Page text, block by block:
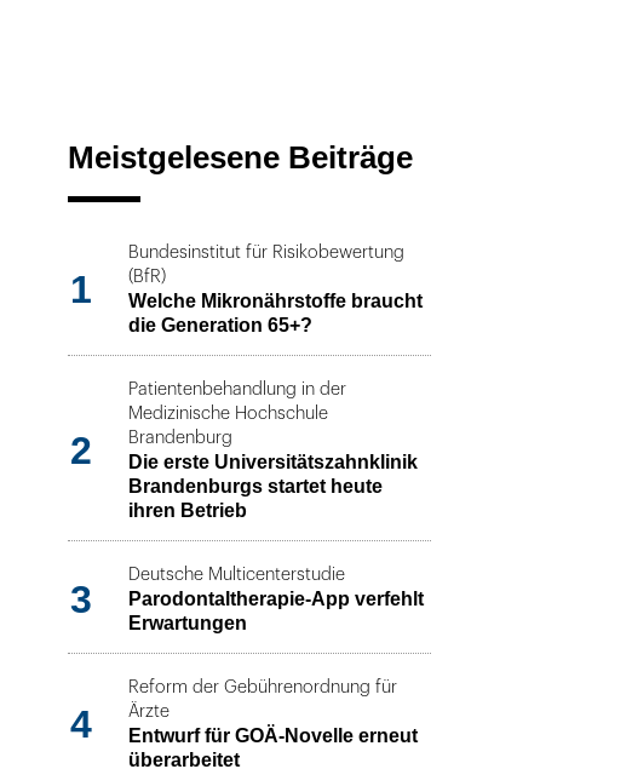
Meistgelesene Beiträge
1
Bundesinstitut für Risikobewertung
(BfR)
Welche Mikronährstoffe braucht
die Generation 65+?
2
Patientenbehandlung in der
Medizinische Hochschule
Brandenburg
Die erste Universitätszahnklinik
Brandenburgs startet heute
ihren Betrieb
3
Deutsche Multicenterstudie
Parodontaltherapie-App verfehlt
Erwartungen
4
Reform der Gebührenordnung für
Ärzte
Entwurf für GOÄ-Novelle erneut
überarbeitet